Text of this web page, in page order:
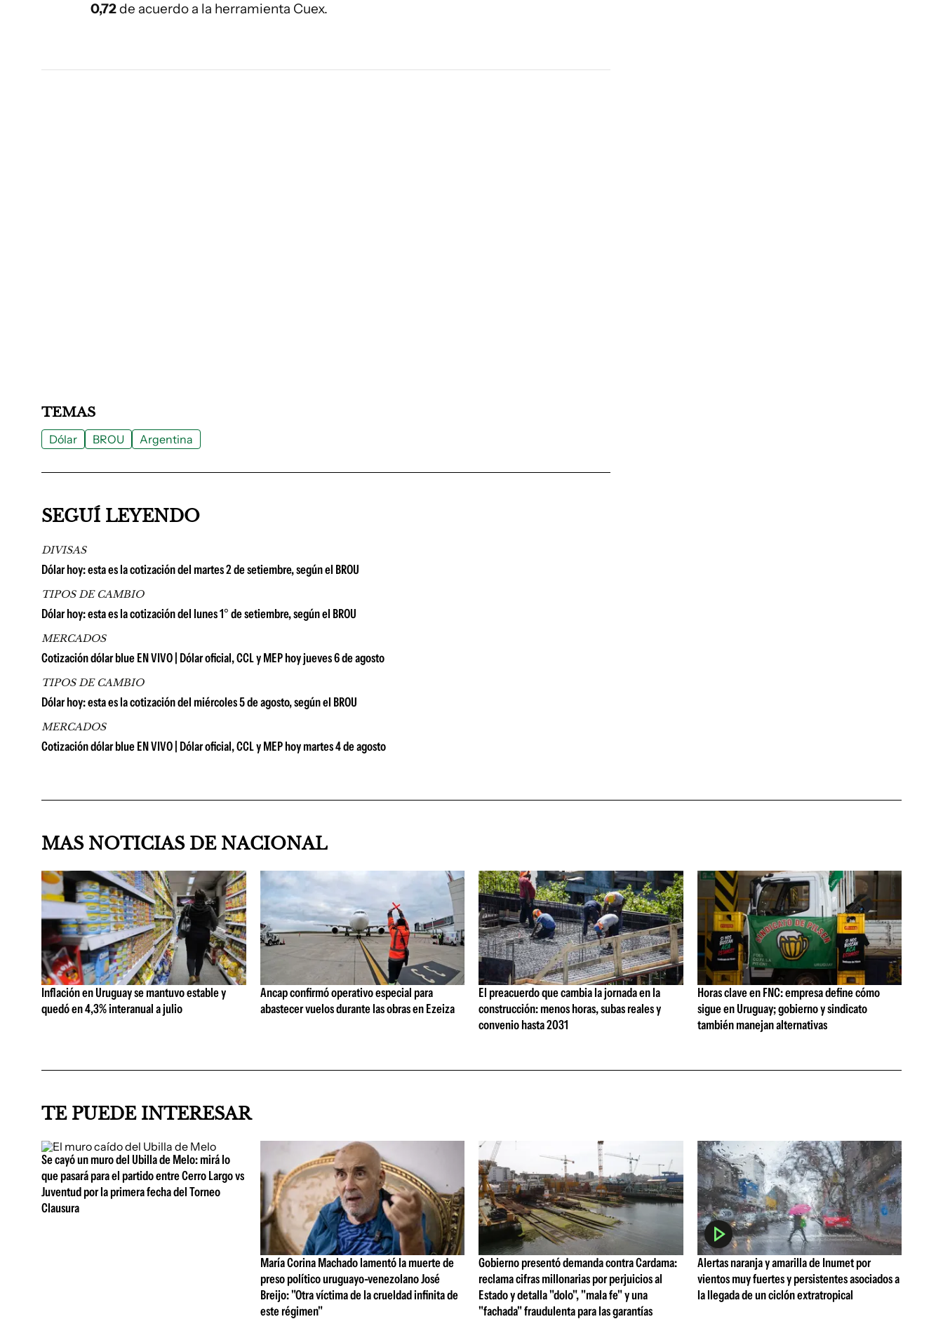
0,72de acuerdo a la herramienta Cuex.
TEMAS
Dólar BROU Argentina
SEGUÍ LEYENDO
DIVISAS
Dólar hoy: esta es la cotización del martes 2 de setiembre, según el BROU
TIPOS DE CAMBIO
Dólar hoy: esta es la cotización del lunes 1° de setiembre, según el BROU
MERCADOS
Cotización dólar blue EN VIVO | Dólar oficial, CCL y MEP hoy jueves 6 de agosto
TIPOS DE CAMBIO
Dólar hoy: esta es la cotización del miércoles 5 de agosto, según el BROU
MERCADOS
Cotización dólar blue EN VIVO | Dólar oficial, CCL y MEP hoy martes 4 de agosto
MAS NOTICIAS DE NACIONAL
Inflación en Uruguay se mantuvo estable y
quedó en 4,3% interanual a julio
Ancap confirmó operativo especial para
abastecer vuelos durante las obras en Ezeiza
El preacuerdo que cambia la jornada en la
construcción: menos horas, subas reales y
convenio hasta 2031
Horas clave en FNC: empresa define cómo
sigue en Uruguay; gobierno y sindicato
también manejan alternativas
TE PUEDE INTERESAR
Se cayó un muro del Ubilla de Melo: mirá lo
que pasará para el partido entre Cerro Largo vs
Juventud por la primera fecha del Torneo
Clausura
María Corina Machado lamentó la muerte de
preso político uruguayo-venezolano José
Breijo: "Otra víctima de la crueldad infinita de
este régimen"
Gobierno presentó demanda contra Cardama:
reclama cifras millonarias por perjuicios al
Estado y detalla "dolo", "mala fe" y una
"fachada" fraudulenta para las garantías
Alertas naranja y amarilla de Inumet por
vientos muy fuertes y persistentes asociados a
la llegada de un ciclón extratropical